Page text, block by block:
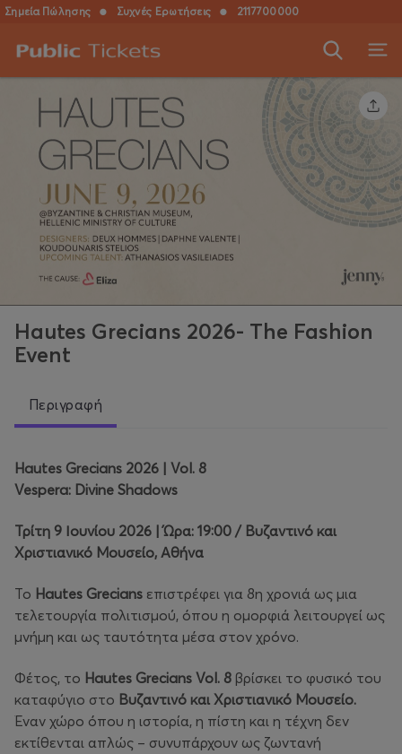
Σημεία Πώλησης ● Συχνές Ερωτήσεις ● 2117700000
Hautes Grecians 2026- The Fashion
Event
Περιγραφή
Hautes Grecians 2026 | Vol. 8
Vespera: Divine Shadows
Τρίτη 9 Ιουνίου 2026 | Ώρα: 19:00 / Βυζαντινό και
Χριστιανικό Μουσείο, Αθήνα
Το Hautes Grecians επιστρέφει για 8η χρονιά ως μια
τελετουργία πολιτισμού, όπου η ομορφιά λειτουργεί ως
μνήμη και ως ταυτότητα μέσα στον χρόνο.
Φέτος, το Hautes Grecians Vol. 8 βρίσκει το φυσικό του
καταφύγιο στο Βυζαντινό και Χριστιανικό Μουσείο.
Έναν χώρο όπου η ιστορία, η πίστη και η τέχνη δεν
εκτίθενται απλώς – συνυπάρχουν ως ζωντανή